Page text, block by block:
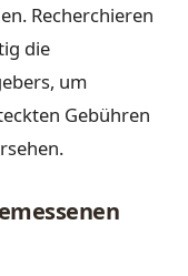
Recherchieren
die
um
Gebühren